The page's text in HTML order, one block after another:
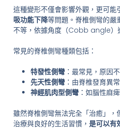
這種變形不僅會影響外觀，更可能
吸功能下降等問題。脊椎側彎的嚴
不等，依據角度（Cobb angle）
常見的脊椎側彎種類包括：
特發性側彎：最常見，原因
先天性側彎：由脊椎發育異
神經肌肉型側彎：如腦性麻
雖然脊椎側彎無法完全「治癒」
治療與良好的生活習慣， 是可以有